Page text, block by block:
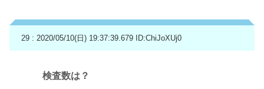
29 : 2020/05/10(日) 19:37:39.679 ID:ChiJoXUj0
検査数は？